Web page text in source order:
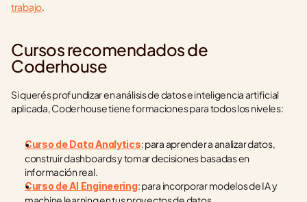
trabajo.
Cursos recomendados de
Coderhouse
Si querés profundizar en análisis de datos e inteligencia artificial
aplicada, Coderhouse tiene formaciones para todos los niveles:
Curso de Data Analytics: para aprender a analizar datos,
construir dashboards y tomar decisiones basadas en
información real.
Curso de AI Engineering: para incorporar modelos de IA y